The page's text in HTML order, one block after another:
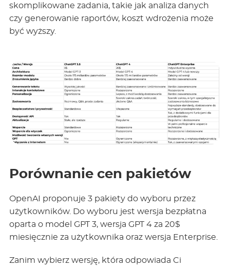
skomplikowane zadania, takie jak analiza danych
czy generowanie raportów, koszt wdrożenia może
być wyższy.
Porównanie cen pakietów
OpenAI proponuje 3 pakiety do wyboru przez
użytkowników. Do wyboru jest wersja bezpłatna
oparta o model GPT 3, wersja GPT 4 za 20$
miesięcznie za użytkownika oraz wersja Enterprise.
Zanim wybierz wersję, która odpowiada Ci